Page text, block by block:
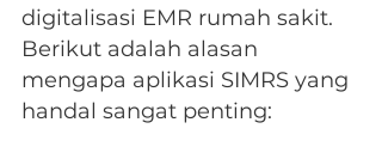
digitalisasi EMR rumah sakit.
Berikut adalah alasan
mengapa aplikasi SIMRS yang
handal sangat penting: